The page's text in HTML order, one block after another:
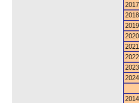
2017
2018
2019
2020
2021
2022
2023
2024
2014